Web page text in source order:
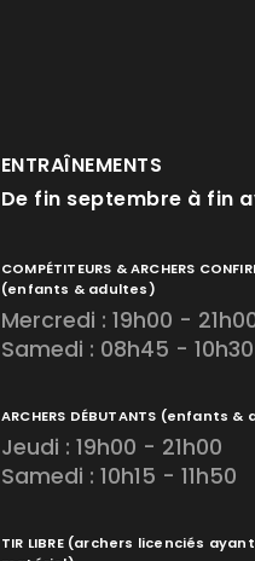
ENTRAÎNEMENTS
De fin septembre à fin
COMPÉTITEURS & ARCHERS
(enfants & adultes)
Mercredi : 19h00 -
Samedi : 08h45 - 10h30
ARCHERS DÉBUTANTS (enfants &
Jeudi : 19h00 - 21h00
Samedi : 10h15 - 11h50
TIR LIBRE (archers licenciés